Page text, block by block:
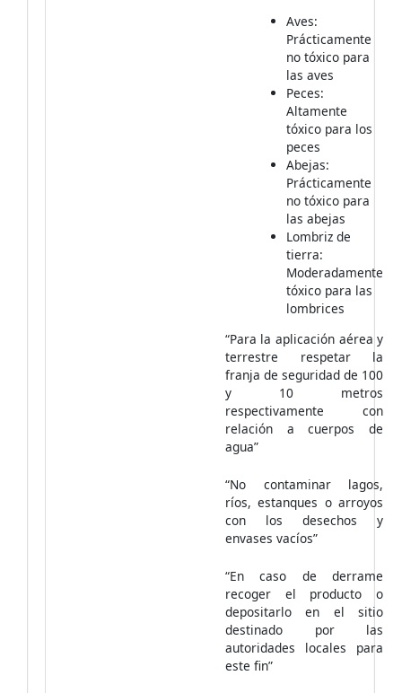
Aves:
Prácticamente
no tóxico para
las aves
Peces:
Altamente
tóxico para los
peces
Abejas:
Prácticamente
no tóxico para
las abejas
Lombriz de
tierra:
Moderadamente
tóxico para las
lombrices
“Para la aplicación aérea y
terrestre respetar la
franja de seguridad de 100
y 10 metros
respectivamente con
relación a cuerpos de
agua”
“No contaminar lagos,
ríos, estanques o arroyos
con los desechos y
envases vacíos”
“En caso de derrame
recoger el producto o
depositarlo en el sitio
destinado por las
autoridades locales para
este fin”